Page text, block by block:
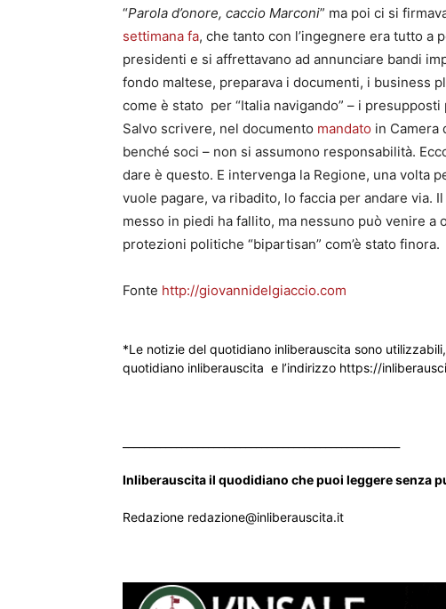
“Parola d’onore, caccio Marconi” ma poi ci si
settimana fa, che tanto con l’ingegnere era tutto a
presidenti e si affrettavano ad annunciare bandi
fondo maltese, preparava i documenti, i business
come è stato per “Italia navigando” – i presupposti
Salvo scrivere, nel documento mandato in Camera
benché soci – non si assumono responsabilità.
dare è questo. E intervenga la Regione, una volta
vuole pagare, va ribadito, lo faccia per andare via.
messo in piedi ha fallito, ma nessuno può venire a
protezioni politiche “bipartisan” com’è stato finora.
Fonte http://giovannidelgiaccio.com
*Le notizie del quotidiano inliberauscita sono
quotidiano inliberauscita e l’indirizzo https://
Inliberauscita il quodidiano che puoi leggere senza
Redazione redazione@inliberauscita.it